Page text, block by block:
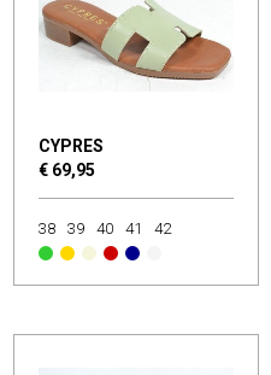
CYPRES
€ 69,95
38 39 40 41 42